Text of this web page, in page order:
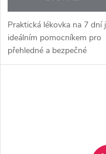
Praktická lékovka na 7 dní
ideálním pomocníkem pro
přehledné a bezpečné
dávkování léků či doplňků